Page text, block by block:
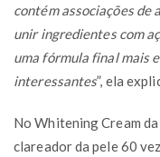
contém associações de
unir ingredientes com
uma fórmula final mais
interessantes”, ela
No Whitening Cream
clareador da pele 60